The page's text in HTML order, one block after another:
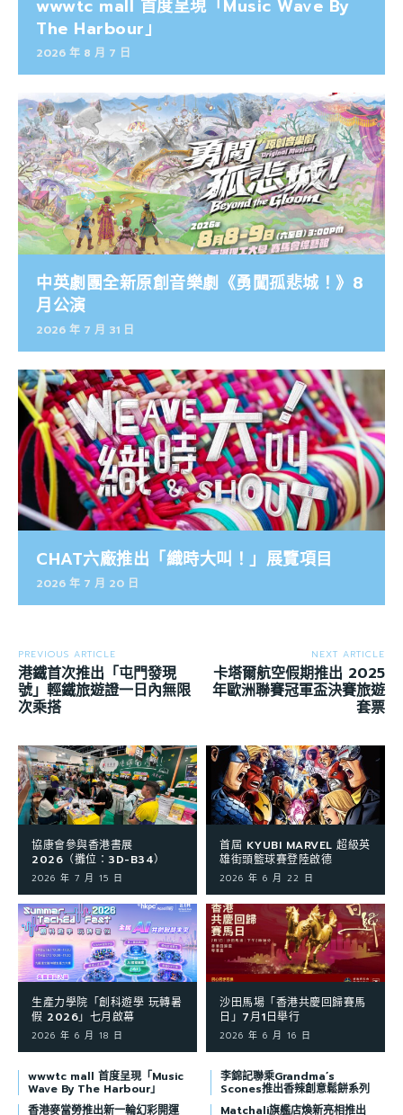
wwwtc mall 首度呈現「Music Wave By
The Harbour」
2026 年 8 月 7 日
中英劇團全新原創音樂劇《勇闖孤悲城！》8
月公演
2026 年 7 月 31 日
CHAT六廠推出「織時大叫！」展覽項目
2026 年 7 月 20 日
PREVIOUS ARTICLE
港鐵首次推出「屯門發現
號」輕鐵旅遊證一日內無限
次乘搭
NEXT ARTICLE
卡塔爾航空假期推出 2025
年歐洲聯賽冠軍盃決賽旅遊
套票
協康會參與香港書展
2026（攤位：3D-B34）
2026 年 7 月 15 日
首屆 KYUBI MARVEL 超級英
雄街頭籃球賽登陸啟德
2026 年 6 月 22 日
生產力學院「創科遊學 玩轉暑
假 2026」七月啟幕
2026 年 6 月 18 日
沙田馬場「香港共慶回歸賽馬
日」7月1日舉行
2026 年 6 月 16 日
wwwtc mall 首度呈現「Music
Wave By The Harbour」
李錦記聯乘Grandma’s
Scones推出香辣創意鬆餅系列
香港麥當勞推出新一輪幻彩開運
Matchali旗艦店煥新亮相推出